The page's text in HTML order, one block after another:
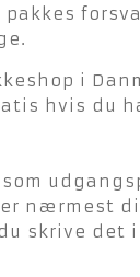
pakkes
i
hvis du
nærmest
skrive det